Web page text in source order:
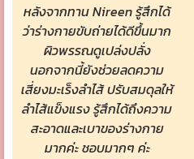
หลังจากทาน Nireen รู้สึกได้
ว่าร่างกายขับถ่ายได้ดีขึ้นมาก
ผิวพรรณดูเปล่งปลั่ง
นอกจากนี้ยังช่วยลดความ
เสี่ยงมะเร็งลำไส้ ปรับสมดุลให้
ลำไส้แข็งแรง รู้สึกได้ถึงความ
สะอาดและเบาของร่างกาย
มากค่ะ ชอบมากๆ ค่ะ